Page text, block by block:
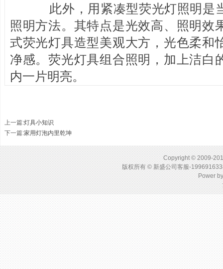
此外，用紧凑型荧光灯照明是
照明方法。其特点是光效高、照明效
式荧光灯具造型美观大方，光色柔和
净感。荧光灯具组合照明，加上洁白
内一片明亮。
上一篇:灯具小知识
下一篇:家用灯泡内里乾坤
Copyright © 2009-
版权所有 © 新盛公司客服-
Power